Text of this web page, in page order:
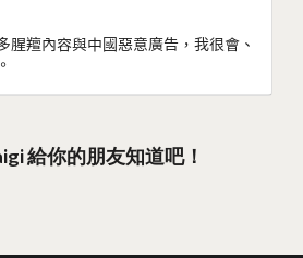
腥羶內容與中國惡意廣告，我很會、
給你的朋友知道吧！